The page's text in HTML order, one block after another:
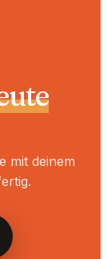
mit deinem